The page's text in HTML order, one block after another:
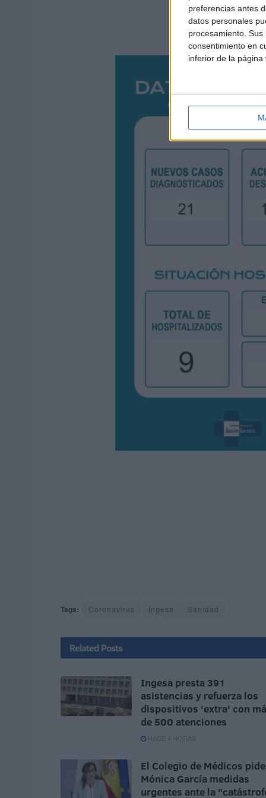
preferencias antes
datos personales
procesamiento.
consentimiento en
inferior de la página
Tags: Coronavirus Ingesa Sanidad
Related Posts
Ingesa presta 391
asistencias y refuerza los
dispositivos 'extra' con
de 500 atenciones
HACE 4 HORAS
El Colegio de Médicos
Mónica García medidas
urgentes ante la